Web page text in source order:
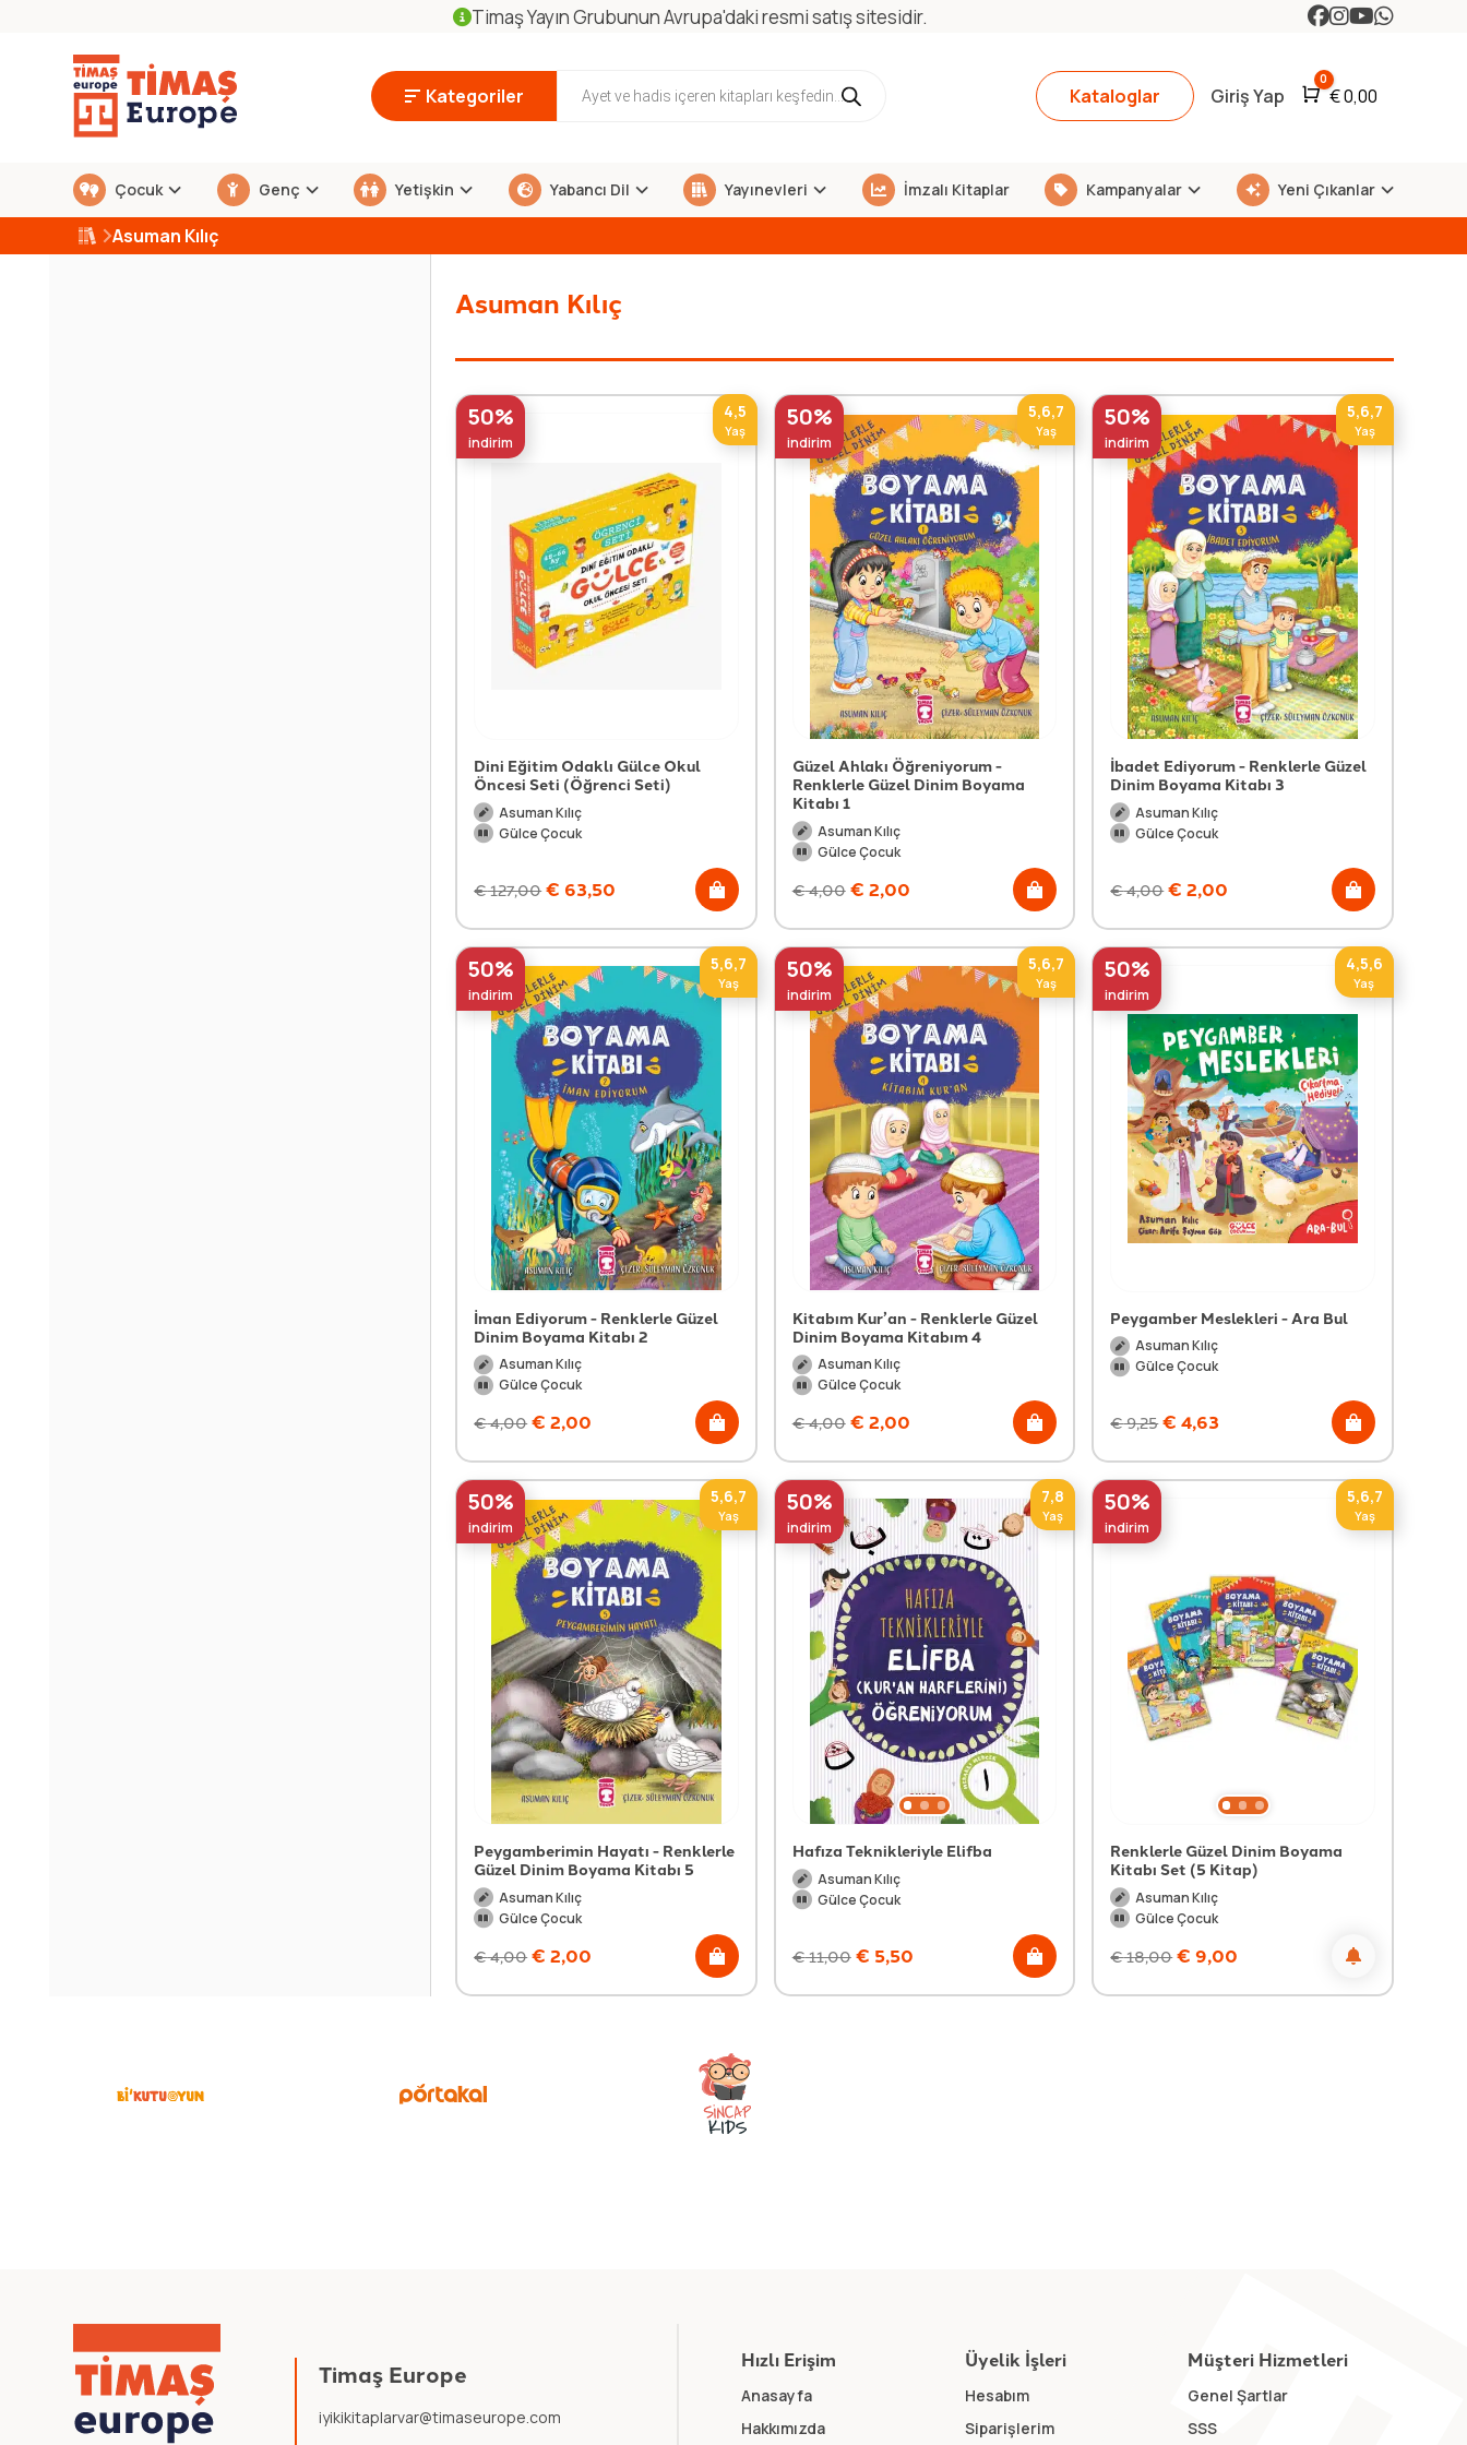
Timaş Yayın Grubunun Avrupa'daki resmi satış sitesidir.
Kategoriler Kataloglar Giriş Yap Araba
0
€0,00
Çocuk Genç Yetişkin Yabancı Dil Yayınevleri İmzalı Kitaplar Kampanyalar Yeni Çıkanlar
Asuman Kılıç
Asuman Kılıç
50%
indirim
4,5
Yaş
Dini Eğitim Odaklı Gülce Okul
Öncesi Seti (Öğrenci Seti)
Asuman Kılıç
Gülce Çocuk
€127,00 € 63,50
50%
indirim
5,6,7
Yaş
Güzel Ahlakı Öğreniyorum -
Renklerle Güzel Dinim Boyama
Kitabı 1
Asuman Kılıç
Gülce Çocuk
€4,00 € 2,00
50%
indirim
5,6,7
Yaş
İbadet Ediyorum - Renklerle Güzel
Dinim Boyama Kitabı 3
Asuman Kılıç
Gülce Çocuk
€4,00 € 2,00
50%
indirim
5,6,7
Yaş
İman Ediyorum - Renklerle Güzel
Dinim Boyama Kitabı 2
Asuman Kılıç
Gülce Çocuk
€4,00 € 2,00
50%
indirim
5,6,7
Yaş
Kitabım Kur’an - Renklerle Güzel
Dinim Boyama Kitabım 4
Asuman Kılıç
Gülce Çocuk
€4,00 € 2,00
50%
indirim
4,5,6
Yaş
Peygamber Meslekleri - Ara Bul
Asuman Kılıç
Gülce Çocuk
€9,25 € 4,63
50%
indirim
5,6,7
Yaş
Peygamberimin Hayatı - Renklerle
Güzel Dinim Boyama Kitabı 5
Asuman Kılıç
Gülce Çocuk
€4,00 € 2,00
50%
indirim
7,8
Yaş
Hafıza Teknikleriyle Elifba
Asuman Kılıç
Gülce Çocuk
€11,00 € 5,50
50%
indirim
5,6,7
Yaş
Renklerle Güzel Dinim Boyama
Kitabı Set (5 Kitap)
Asuman Kılıç
Gülce Çocuk
€18,00 € 9,00
Timaş Europe
iyikikitaplarvar@timaseurope.com
Hızlı Erişim
Anasayfa
Hakkımızda
Üyelik İşleri
Hesabım
Siparişlerim
Müşteri Hizmetleri
Genel Şartlar
SSS